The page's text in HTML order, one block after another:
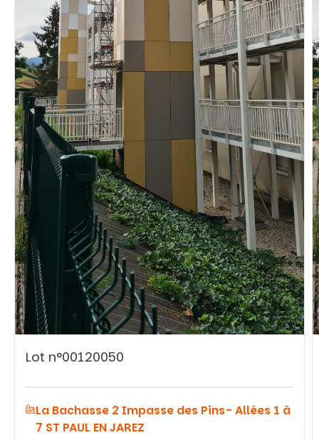
Vous recherchez&nbsp;:
Rechercher
Lot n°00120050
La Bachasse 2 Impasse des Pins- Allées 1 à
7 ST PAUL EN JAREZ